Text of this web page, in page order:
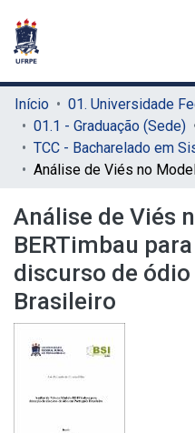
Início
01.1 - Graduação (Sede)
Análise de Viés
BERTimbau
discurso de
Brasileiro